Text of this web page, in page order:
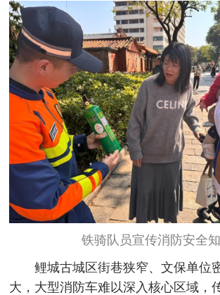
铁骑队员宣传消防安全
鲤城古城区街巷狭窄、文保单位
大，大型消防车难以深入核心区域，